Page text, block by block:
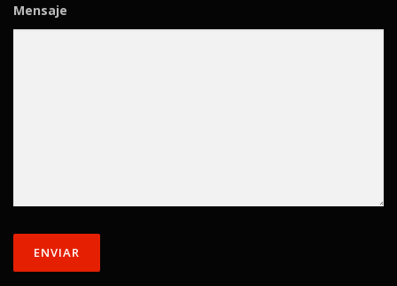
Mensaje